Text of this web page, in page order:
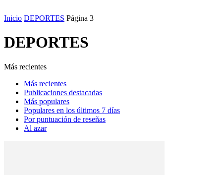
Inicio DEPORTES Página 3
DEPORTES
Más recientes
Más recientes
Publicaciones destacadas
Más populares
Populares en los últimos 7 días
Por puntuación de reseñas
Al azar